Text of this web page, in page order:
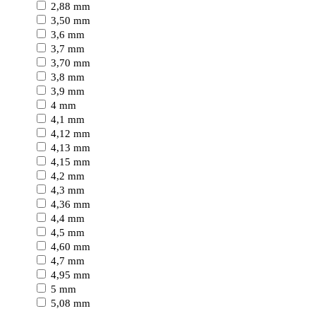
2,88 mm
3,50 mm
3,6 mm
3,7 mm
3,70 mm
3,8 mm
3,9 mm
4 mm
4,1 mm
4,12 mm
4,13 mm
4,15 mm
4,2 mm
4,3 mm
4,36 mm
4,4 mm
4,5 mm
4,60 mm
4,7 mm
4,95 mm
5 mm
5,08 mm